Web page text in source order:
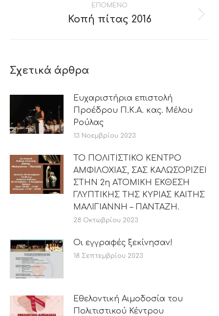
ΕΠΟΜΕΝΟ
Next
Κοπή πίτας 2016
Σχετικά άρθρα
Ευχαριστήρια επιστολή
Προέδρου Π.Κ.Α. κας. Μέλου
Ρούλας
13 Νοεμβρίου 2023
ΤΟ ΠΟΛΙΤΙΣΤΙΚΟ ΚΕΝΤΡΟ
ΑΜΦΙΛΟΧΙΑΣ, ΣΑΣ ΚΑΛΩΣΟΡΙΖΕΙ
ΣΤΗΝ 2η ΑΤΟΜΙΚΗ ΕΚΘΕΣΗ
ΓΛΥΠΤΙΚΗΣ ΤΗΣ ΚΥΡΙΑΣ ΚΑΙΤΗΣ
ΜΑΛΙΓΙΑΝΝΗ – ΠΑΝΤΑΖΗ.
28 Οκτωβρίου 2023
Οι εγγραφές ξεκίνησαν!
18 Σεπτεμβρίου 2023
Εθελοντική Αιμοδοσία του
Πολιτιστικού Κέντρου